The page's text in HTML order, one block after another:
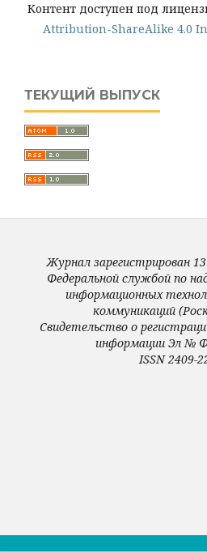
Контент доступен под
Attribution-ShareAlike 4.0
ТЕКУЩИЙ ВЫПУСК
Журнал зарегистрирован
Федеральной службой по
информационных
коммуникаций
Свидетельство о
информации Эл №
ISSN 2409-